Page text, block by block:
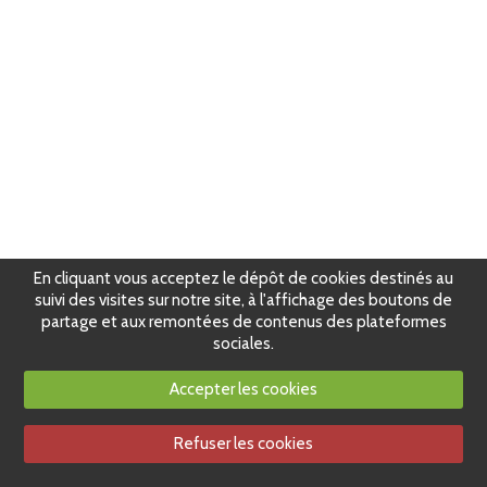
En cliquant vous acceptez le dépôt de cookies destinés au
suivi des visites sur notre site, à l'affichage des boutons de
partage et aux remontées de contenus des plateformes
sociales.
Accepter les cookies
Refuser les cookies